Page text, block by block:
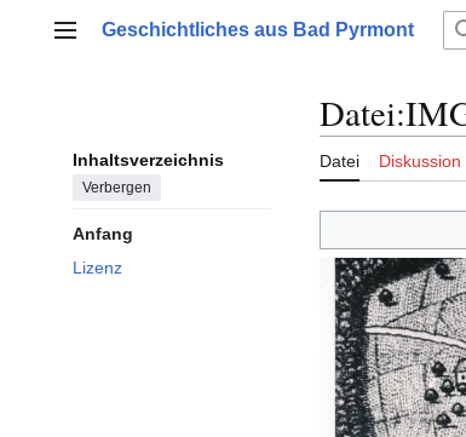
Hauptmenü
Geschichtliches aus Bad Pyrmont
Inhaltsverzeichnis
Verbergen
Anfang
Lizenz
Datei:
Datei Diskussion